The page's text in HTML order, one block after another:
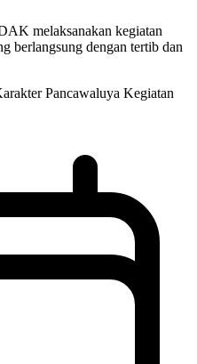
melaksanakan kegiatan
berlangsung dengan tertib dan
Kegiatan